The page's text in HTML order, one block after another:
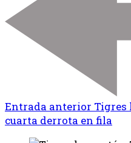
Entrada anterior Tigres
cuarta derrota en fila